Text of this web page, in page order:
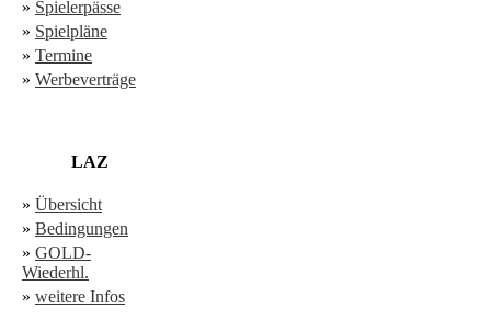
» Spielerpässe
» Spielpläne
» Termine
» Werbeverträge
LAZ
» Übersicht
» Bedingungen
» GOLD-
Wiederhl.
» weitere Infos